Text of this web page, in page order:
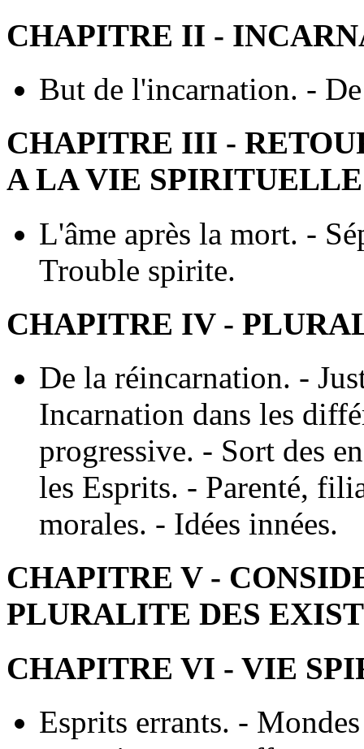
CHAPITRE II -
But de l'incarnation. -
CHAPITRE III -
A LA VIE
L'âme après la mort. -
Trouble spirite.
CHAPITRE IV -
De la réincarnation. -
Incarnation dans les
progressive. - Sort des
les Esprits. - Parenté,
morales. - Idées innées.
CHAPITRE V -
PLURALITE DES
CHAPITRE VI - VIE
Esprits errants. -